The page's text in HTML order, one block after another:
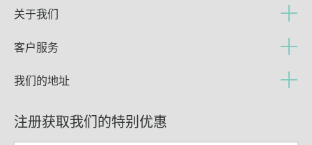
关于我们
客户服务
我们的地址
注册获取我们的特别优惠